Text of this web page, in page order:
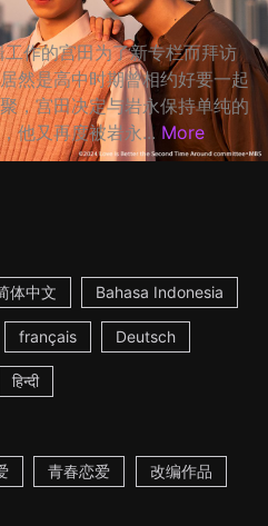
作的宫田为了新专栏而拜访
然是高中时期曾相约好要一起
，宫田决定与岩永保持单纯的
他又再度被岩永... More
体中文 Bahasa Indonesia
français Deutsch
हिन्दी
青春恋爱 改编作品